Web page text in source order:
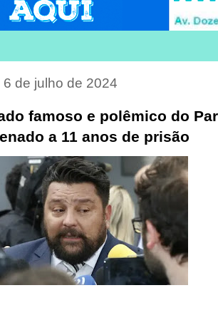
de julho de 2024
famoso e polêmico do
a 11 anos de prisão